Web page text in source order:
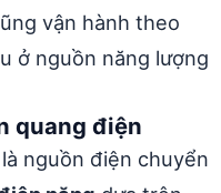
vận hành theo
ở nguồn năng lượng
quang điện
nguồn điện chuyển